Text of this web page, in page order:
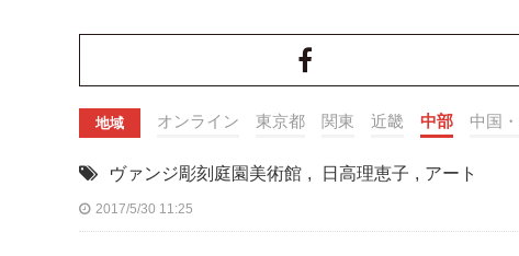
地域 オンライン 東京都 関東 近畿 中部 中国
ヴァンジ彫刻庭園美術館 , 日高理恵子 , アート
2017/5/30 11:25